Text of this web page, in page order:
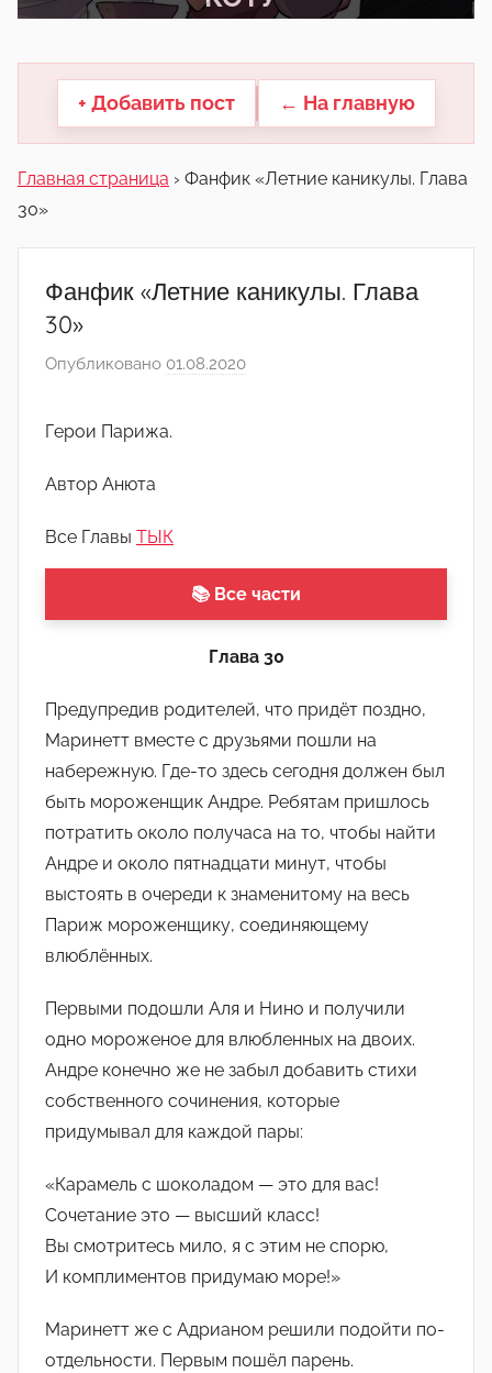
другие.
+ Добавить пост ← На главную
Главная страница › Фанфик «Летние каникулы. Глава
30»
Фанфик «Летние каникулы. Глава
30»
Опубликовано 01.08.2020
А
н
ю
т
Герои Парижа.
Автор Анюта
Все Главы ТЫК
📚 Все части
Глава 30
Предупредив родителей, что придёт поздно,
Маринетт вместе с друзьями пошли на
набережную. Где-то здесь сегодня должен был
быть мороженщик Андре. Ребятам пришлось
потратить около получаса на то, чтобы найти
Андре и около пятнадцати минут, чтобы
выстоять в очереди к знаменитому на весь
Париж мороженщику, соединяющему
влюблённых.
Первыми подошли Аля и Нино и получили
одно мороженое для влюбленных на двоих.
Андре конечно же не забыл добавить стихи
собственного сочинения, которые
придумывал для каждой пары:
«Карамель с шоколадом — это для вас!
Сочетание это — высший класс!
Вы смотритесь мило, я с этим не спорю,
И комплиментов придумаю море!»
Маринетт же с Адрианом решили подойти по-
отдельности. Первым пошёл парень.